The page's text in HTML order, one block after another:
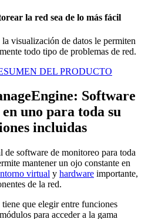
la red sea de lo más fácil
visualización de datos le permiten
todo tipo de problemas de red.
DEL PRODUCTO
Software
uno para toda su
incluidas
software de monitoreo para toda
mantener un ojo constante en
virtual y hardware importante,
de la red.
que elegir entre funciones
para acceder a la gama